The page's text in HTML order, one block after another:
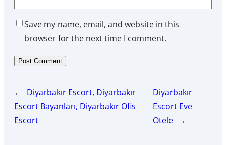
Save my name, email, and website in this
browser for the next time I comment.
← Diyarbakır Escort, Diyarbakır
Escort Bayanları, Diyarbakır Ofis
Escort
Diyarbakır
Escort Eve
Otele →